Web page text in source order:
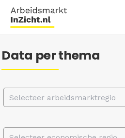
Data per thema
Selecteer arbeidsmarktregio